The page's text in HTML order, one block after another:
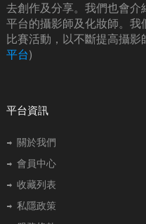
去創作及分享。我們也會
平台的攝影師及化妝師。
比賽活動，以不斷提高攝
平台)
平台資訊
關於我們
會員中心
收藏列表
私隱政策